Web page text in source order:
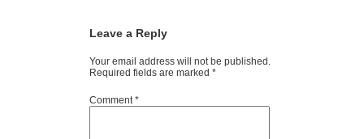
Leave a Reply
Your email address will not be published.
Required fields are marked *
Comment *